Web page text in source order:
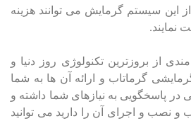
این سیستم گرمایش می توانند هزینه
نمایند.
از بروزترین تکنولوژی روز دنیا و
گرماتاب و ارائه آن ها به شما
پاسخگویی به نیازهای شما داشته و
و نصب و اجرای آن را دارید می توانید